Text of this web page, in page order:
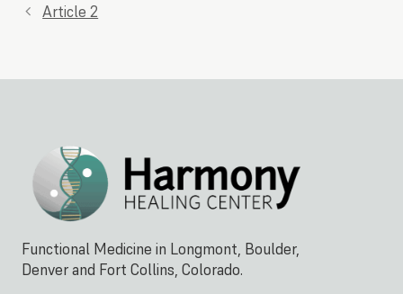
Article 2
Functional Medicine in Longmont, Boulder,
Denver and Fort Collins, Colorado.